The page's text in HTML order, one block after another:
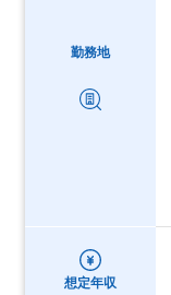
勤務地
想定年収